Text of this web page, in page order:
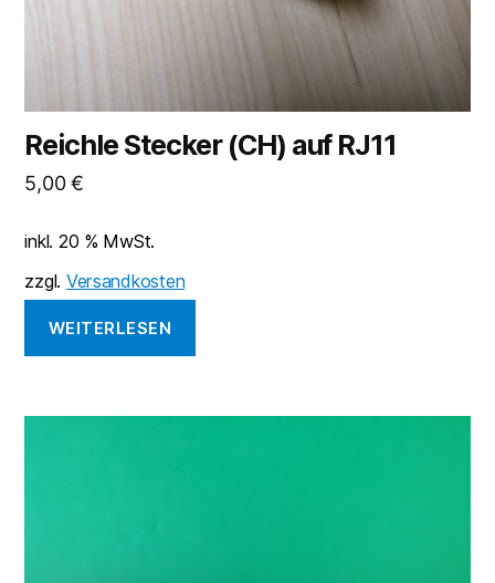
Reichle Stecker (CH) auf RJ11
5,00€
inkl. 20 % MwSt.
zzgl. Versandkosten
WEITERLESEN